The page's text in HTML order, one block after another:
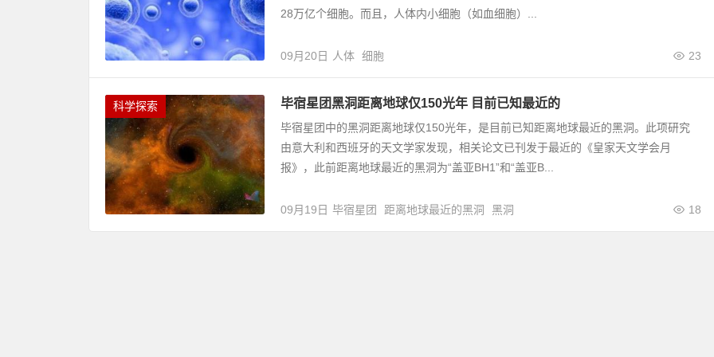
28万亿个细胞。而且，人体内小细胞（如血细胞）...
09月20日 23
人体 细胞
科学探索 毕宿星团黑洞距离地球仅150光年 目前已知最近的
毕宿星团中的黑洞距离地球仅150光年，是目前已知距离地球最近的黑洞。此项研究
由意大利和西班牙的天文学家发现，相关论文已刊发于最近的《皇家天文学会月
报》，此前距离地球最近的黑洞为“盖亚BH1”和“盖亚B...
09月19日 18
毕宿星团 距离地球最近的黑洞 黑洞